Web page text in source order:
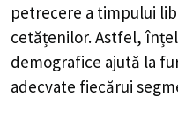
petrecere a timpului
cetățenilor. Astfel,
demografice ajută la
adecvate fiecărui